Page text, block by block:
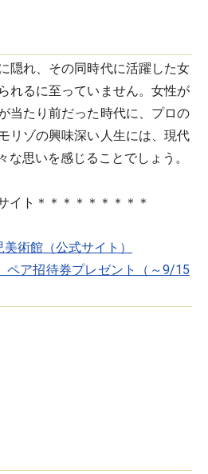
隠れ、その同時代に活躍した女
れるに至っていません。女性が
当たり前だった時代に、プロの
リゾの興味深い人生には、現代
な思いを感じることでしょう。
イト＊＊＊＊＊＊＊＊＊
術館（公式サイト）
ペア招待券プレゼント（～9/15